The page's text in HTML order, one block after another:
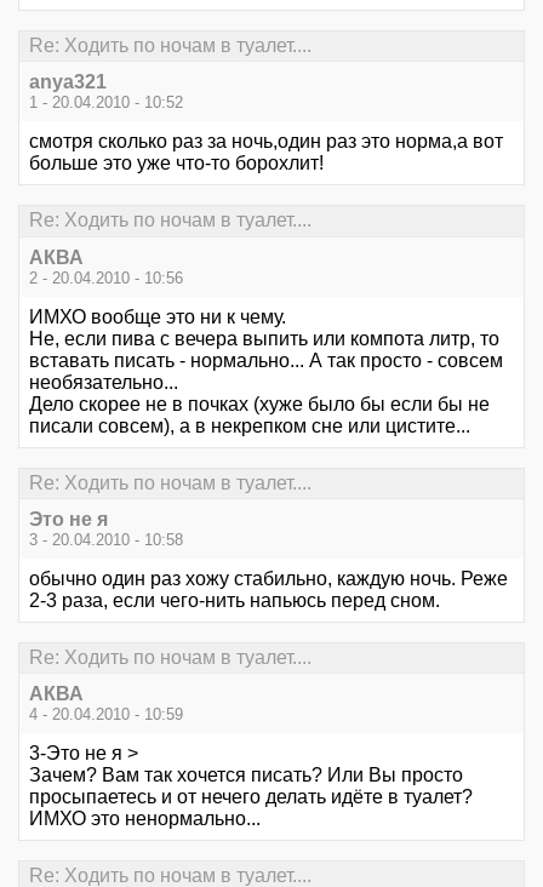
Re: Ходить по ночам в туалет....
anya321
1 - 20.04.2010 - 10:52
смотря сколько раз за ночь,один раз это норма,а вот
больше это уже что-то борохлит!
Re: Ходить по ночам в туалет....
АКВА
2 - 20.04.2010 - 10:56
ИМХО вообще это ни к чему.
Не, если пива с вечера выпить или компота литр, то
вставать писать - нормально... А так просто - совсем
необязательно...
Дело скорее не в почках (хуже было бы если бы не
писали совсем), а в некрепком сне или цистите...
Re: Ходить по ночам в туалет....
Это не я
3 - 20.04.2010 - 10:58
обычно один раз хожу стабильно, каждую ночь. Реже
2-3 раза, если чего-нить напьюсь перед сном.
Re: Ходить по ночам в туалет....
АКВА
4 - 20.04.2010 - 10:59
3-Это не я >
Зачем? Вам так хочется писать? Или Вы просто
просыпаетесь и от нечего делать идёте в туалет?
ИМХО это ненормально...
Re: Ходить по ночам в туалет....